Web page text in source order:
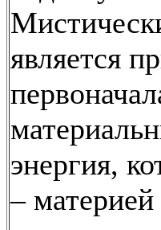
является
энергия,
– материей